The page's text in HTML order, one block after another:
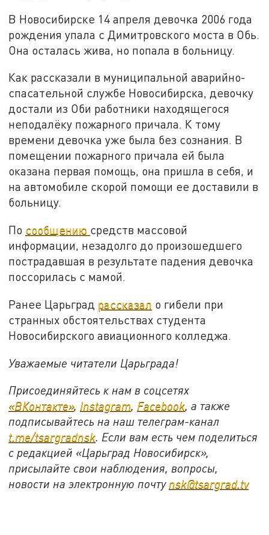
В Новосибирске 14 апреля девочка 2006 года
рождения упала с Димитровского моста в Обь.
Она осталась жива, но попала в больницу.
Как рассказали в муниципальной аварийно-
спасательной службе Новосибирска, девочку
достали из Оби работники находящегося
неподалёку пожарного причала. К тому
времени девочка уже была без сознания. В
помещении пожарного причала ей была
оказана первая помощь, она пришла в себя, и
на автомобиле скорой помощи ее доставили в
больницу.
По сообщению средств массовой
информации, незадолго до произошедшего
пострадавшая в результате падения девочка
поссорилась с мамой.
Ранее Царьград рассказал о гибели при
странных обстоятельствах студента
Новосибирского авиационного колледжа.
Уважаемые читатели Царьграда!
Присоединяйтесь к нам в соцсетях
«ВКонтакте», Instagram, Facebook, а также
подписывайтесь на наш телеграм-канал
t.me/tsargradnsk. Если вам есть чем поделиться
с редакцией «Царьград Новосибирск»,
присылайте свои наблюдения, вопросы,
новости на электронную почту nsk@tsargrad.tv